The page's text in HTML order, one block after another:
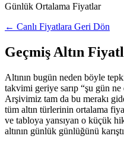
Günlük Ortalama Fiyatlar
← Canlı Fiyatlara Geri Dön
Geçmiş Altın
Altının bugün neden böyle
takvimi geriye sarıp “şu gün
Arşivimiz tam da bu merakı
tüm altın türlerinin ortalama
ve tabloya yansıyan o küçük
altının günlük günlüğünü